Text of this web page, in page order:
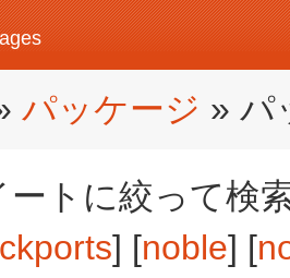
パッケージ » パ
ートに絞って検
] [noble] [